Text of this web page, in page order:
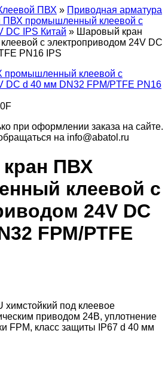
ПВХ » Приводная арматура
ПВХ промышленный клеевой с
DC IPS Китай » Шаровый кран
с электроприводом 24V DC
PN16 IPS
при оформлении заказа на сайте.
на info@abatol.ru
ПВХ
клеевой с
24V DC
FPM/PTFE
под клеевое
приводом 24В, уплотнение
FPM, класс защиты IP67 d 40 мм